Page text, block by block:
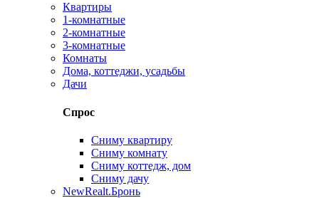
Квартиры
1-комнатные
2-комнатные
3-комнатные
Комнаты
Дома, коттеджи, усадьбы
Дачи
Спрос
Сниму квартиру
Сниму комнату
Сниму коттедж, дом
Сниму дачу
NewRealt.Бронь